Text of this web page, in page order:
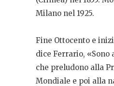
Milano nel 1925.
Fine Ottocento e
dice Ferrario,
che preludono alla
Mondiale e poi alla